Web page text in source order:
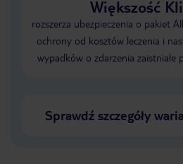
Większość
rozszerza ubezpieczenia o pakiet
ochrony od kosztów leczenia i
wypadków o zdarzenia zaistniałe
Sprawdź szczegóły